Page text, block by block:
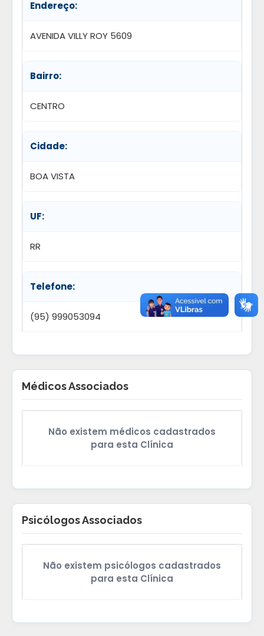
Endereço:
AVENIDA VILLY ROY 5609
Bairro:
CENTRO
Cidade:
BOA VISTA
UF:
RR
Telefone:
(95) 999053094
Médicos Associados
Não existem médicos cadastrados
para esta Clínica
Psicólogos Associados
Não existem psicólogos cadastrados
para esta Clínica